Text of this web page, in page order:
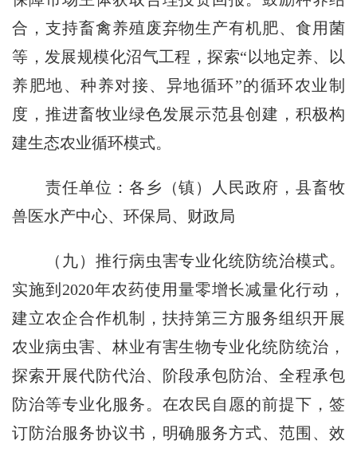
合，支持畜禽养殖废弃物生产有机肥、食用菌
等，发展规模化沼气工程，探索“以地定养、以
养肥地、种养对接、异地循环”的循环农业制
度，推进畜牧业绿色发展示范县创建，积极构
建生态农业循环模式。
责任单位：各乡（镇）人民政府，县畜牧
兽医水产中心、环保局、财政局
（九）推行病虫害专业化统防统治模式。
实施到2020年农药使用量零增长减量化行动，
建立农企合作机制，扶持第三方服务组织开展
农业病虫害、林业有害生物专业化统防统治，
探索开展代防代治、阶段承包防治、全程承包
防治等专业化服务。在农民自愿的前提下，签
订防治服务协议书，明确服务方式、范围、效